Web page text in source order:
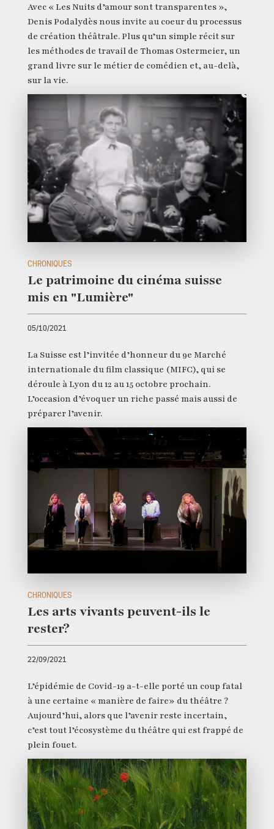
Avec « Les Nuits d’amour sont transparentes »,
Denis Podalydès nous invite au coeur du processus
de création théâtrale. Plus qu’un simple récit sur
les méthodes de travail de Thomas Ostermeier, un
grand livre sur le métier de comédien et, au-delà,
sur la vie.
CHRONIQUES
Le patrimoine du cinéma suisse
mis en "Lumière"
05/10/2021
La Suisse est l’invitée d’honneur du 9e Marché
internationale du film classique (MIFC), qui se
déroule à Lyon du 12 au 15 octobre prochain.
L’occasion d’évoquer un riche passé mais aussi de
préparer l’avenir.
CHRONIQUES
Les arts vivants peuvent-ils le
rester?
22/09/2021
L’épidémie de Covid-19 a-t-elle porté un coup fatal
à une certaine « manière de faire» du théâtre ?
Aujourd’hui, alors que l’avenir reste incertain,
c’est tout l’écosystème du théâtre qui est frappé de
plein fouet.